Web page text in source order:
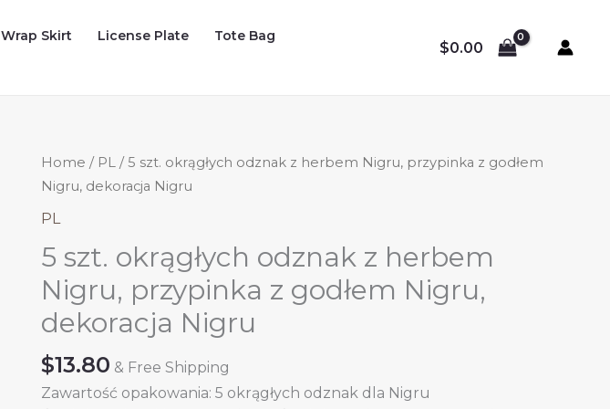
Wrap Skirt License Plate
Tote Bag
$0.00
Home / PL / 5 szt. okrągłych odznak z herbem Nigru, przypinka z godłem
Nigru, dekoracja Nigru
PL
5 szt. okrągłych odznak z herbem
Nigru, przypinka z godłem Nigru,
dekoracja Nigru
$13.80 & Free Shipping
Zawartość opakowania: 5 okrągłych odznak dla Nigru